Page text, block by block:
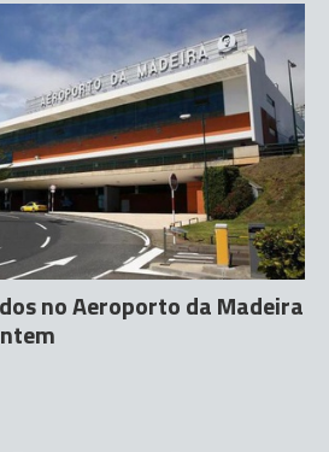
no Aeroporto da Madeira